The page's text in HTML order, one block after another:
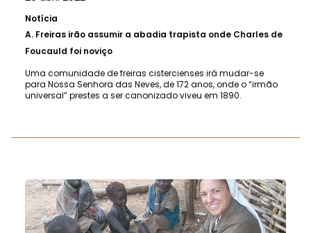
Notícia
A. Freiras irão assumir a abadia trapista onde Charles de
Foucauld foi noviço
Uma comunidade de freiras cistercienses irá mudar-se
para Nossa Senhora das Neves, de 172 anos, onde o “irmão
universal” prestes a ser canonizado viveu em 1890.